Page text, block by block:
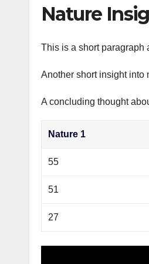
Nature
This is a short paragraph
Another short insight into
A concluding thought
Nature 1
55
51
27